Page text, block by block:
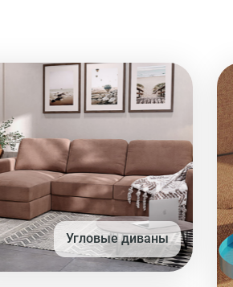
Угловые диваны